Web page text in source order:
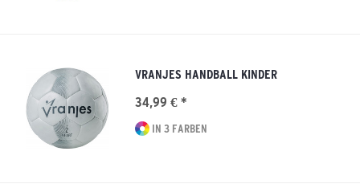
VRANJES HANDBALL KINDER
34,99 € *
IN 3 FARBEN